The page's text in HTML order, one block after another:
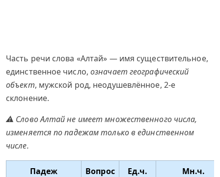
Часть речи слова «Алтай» — имя существительное,
единственное число,означает географический
объект, мужской род, неодушевлённое, 2-е
склонение.
⚠ Слово Алтай не имеет множественного числа,
изменяется по падежам только в единственном
числе.
Падеж Вопрос Ед.ч.
Мн.ч.